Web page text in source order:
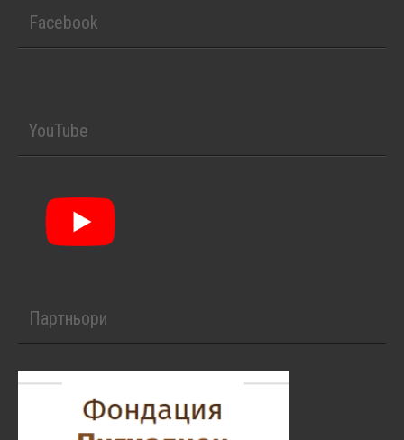
Facebook
YouTube
Партньори